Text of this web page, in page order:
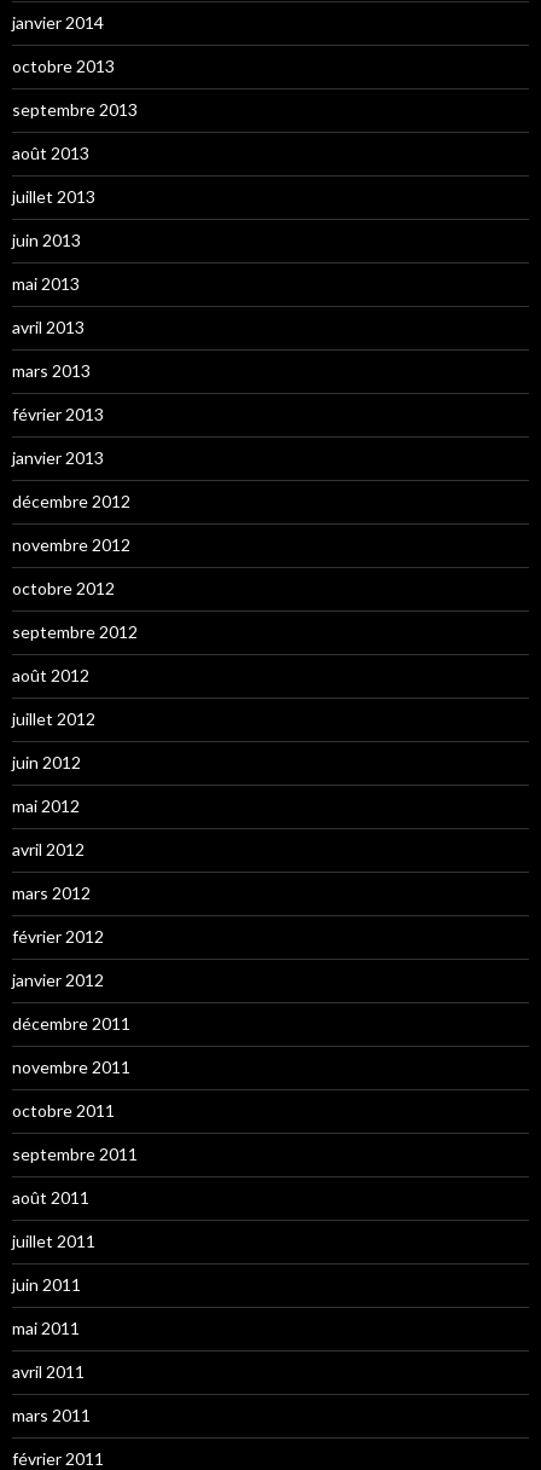
janvier 2014
octobre 2013
septembre 2013
août 2013
juillet 2013
juin 2013
mai 2013
avril 2013
mars 2013
février 2013
janvier 2013
décembre 2012
novembre 2012
octobre 2012
septembre 2012
août 2012
juillet 2012
juin 2012
mai 2012
avril 2012
mars 2012
février 2012
janvier 2012
décembre 2011
novembre 2011
octobre 2011
septembre 2011
août 2011
juillet 2011
juin 2011
mai 2011
avril 2011
mars 2011
février 2011